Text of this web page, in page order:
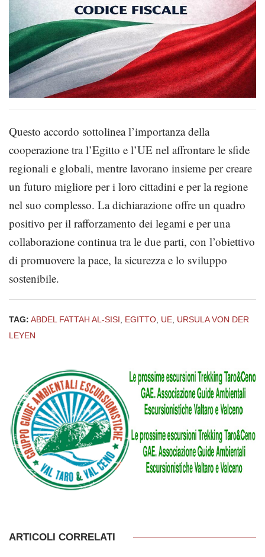
Questo accordo sottolinea l’importanza della
cooperazione tra l’Egitto e l’UE nel affrontare le sfide
regionali e globali, mentre lavorano insieme per creare
un futuro migliore per i loro cittadini e per la regione
nel suo complesso. La dichiarazione offre un quadro
positivo per il rafforzamento dei legami e per una
collaborazione continua tra le due parti, con l’obiettivo
di promuovere la pace, la sicurezza e lo sviluppo
sostenibile.
TAG: ABDEL FATTAH AL-SISI EGITTO UE URSULA VON DER
LEYEN
ARTICOLI CORRELATI